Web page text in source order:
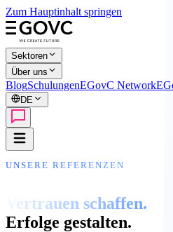
Zum Hauptinhalt springen
Sektoren
Über uns
BlogSchulungenEGovC Network
DE
UNSERE REFERENZEN
Vertrauen schaffen.
Erfolge gestalten.